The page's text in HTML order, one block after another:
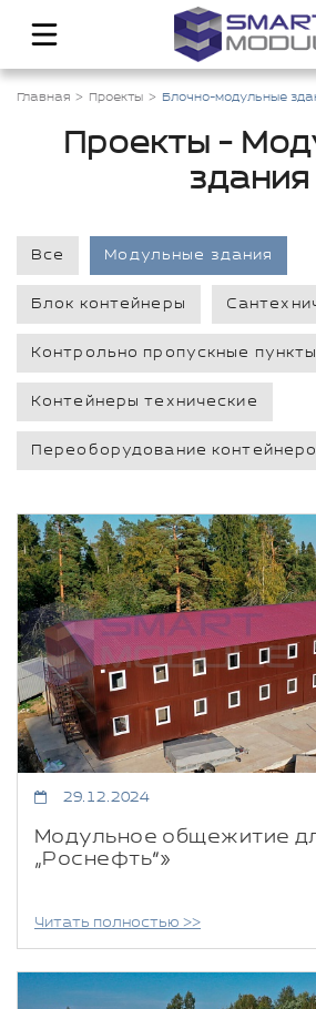
Главная Проекты Блочно-модульные
Проекты -
здания
Все Модульные здания
Блок контейнеры
Контрольно пропускные
Контейнеры технические
Переоборудование
29.12.2024
Модульное общежитие
„Роснефть“»
Читать полностью >>